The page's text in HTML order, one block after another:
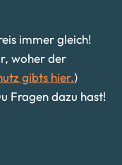
immer gleich!
woher der
gibts hier.)
Fragen dazu hast!